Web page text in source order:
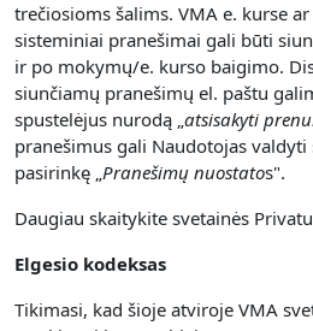
trečiosioms šalims. VMA e. kurse
sisteminiai pranešimai gali būti
ir po mokymų/e. kurso baigimo.
siunčiamų pranešimų el. paštu
spustelėjus nurodą „atsisakyti
pranešimus gali Naudotojas
pasirinkę „Pranešimų nuostatos".
Daugiau skaitykite svetainės
Elgesio kodeksas
Tikimasi, kad šioje atviroje VMA